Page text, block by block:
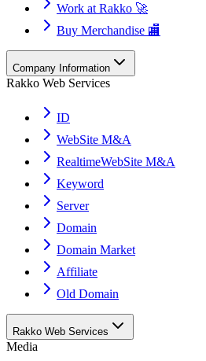
Work at Rakko 🚀
Buy Merchandise 🏬
Company Information
Rakko Web Services
ID
WebSite M&A
RealtimeWebSite M&A
Keyword
Server
Domain
Domain Market
Affiliate
Old Domain
Rakko Web Services
Media